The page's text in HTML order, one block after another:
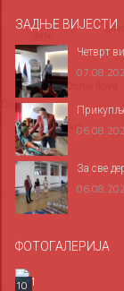
ЗАДЊЕ ВИЈЕСТИ
Четврт
За све
ФОТОГАЛЕРИЈА
10